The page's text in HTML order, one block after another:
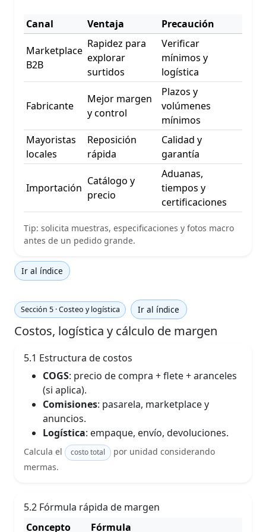
Canal Ventaja Precaución
Marketplace
B2B
Rapidez para
explorar
surtidos
Verificar
mínimos y
logística
Fabricante
Mejor margen
y control
Plazos y
volúmenes
mínimos
Mayoristas
locales
Reposición
rápida
Calidad y
garantía
Importación
Catálogo y
precio
Aduanas,
tiempos y
certificaciones
Tip: solicita muestras, especificaciones y fotos macro
antes de un pedido grande.
Ir al índice
Sección 5 · Costeo y logística Ir al índice
Costos, logística y cálculo de margen
5.1 Estructura de costos
COGS: precio de compra + flete + aranceles
(si aplica).
Comisiones: pasarela, marketplace y
anuncios.
Logística: empaque, envío, devoluciones.
Calcula el costo total
por unidad considerando
mermas.
5.2 Fórmula rápida de margen
Concepto
Fórmula